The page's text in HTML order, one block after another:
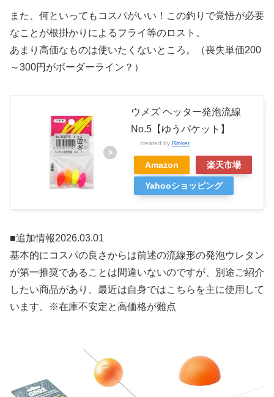
また、何といってもコスパがいい！この釣りで覚悟が必要
なことが根掛かりによるフライ等のロスト。
あまり高価なものは使いたくないところ。（喪失単価200
～300円がボーダーライン？）
ウメズ ヘッター発泡流線
No.5【ゆうパケット】
created by Rinker
Amazon 楽天市場
Yahooショッピング
■追加情報2026.03.01
基本的にコスパの良さからは前述の流線形の発泡ウレタン
が第一推奨であることは間違いないのですが、別途ご紹介
したい商品があり、最近は自身ではこちらを主に使用して
います。※在庫不安定と高価格が難点